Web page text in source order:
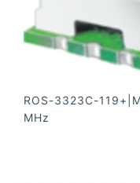
ROS-3323C-
MHz